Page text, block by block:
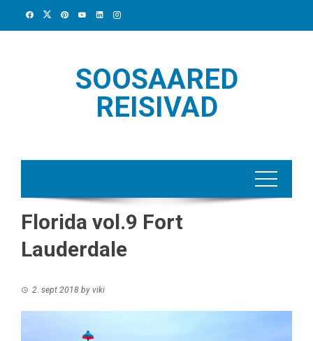
SOOSAARED
REISIVAD
Florida vol.9 Fort
Lauderdale
2. sept 2018 by viki